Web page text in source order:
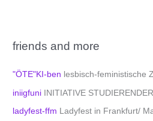
friends and more
"ÖTE"KI-ben lesbisch-feministische
iniigfuni INITIATIVE
ladyfest-ffm Ladyfest in Frankfurt/